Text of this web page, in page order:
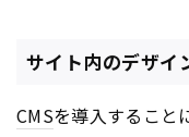
サイト内のデザイ
CMSを導入すること